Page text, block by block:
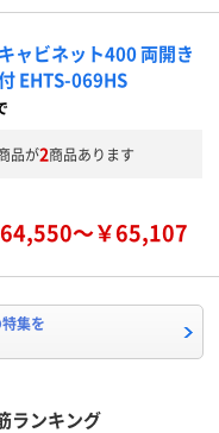
ャビネット400 両開き
EHTS-069HS
品が2商品あります
～￥65,107
集を
ランキング